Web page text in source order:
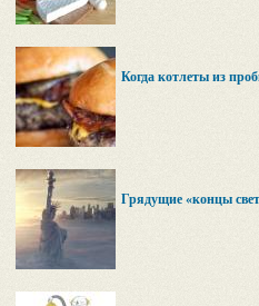
Когда котлеты из
Грядущие «концы